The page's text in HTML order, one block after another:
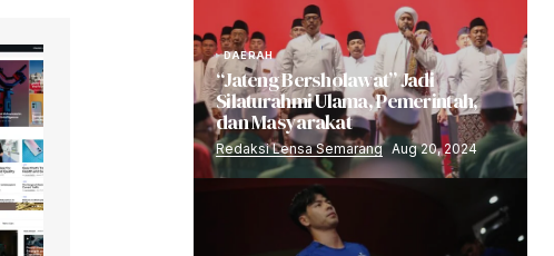
DAERAH
“Jateng Bersholawat” Jadi
Silaturahmi Ulama, Pemerintah,
dan Masyarakat
Redaksi Lensa Semarang Aug 20, 2024